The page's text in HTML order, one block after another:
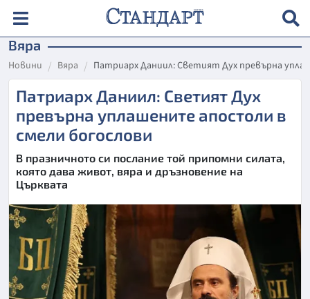
Вяра
Новини Вяра Патриарх Даниил: Светият Дух превърна
Патриарх Даниил: Светият Дух
превърна уплашените апостоли в
смели богослови
В празничното си послание той припомни силата,
която дава живот, вяра и дръзновение на
Църквата